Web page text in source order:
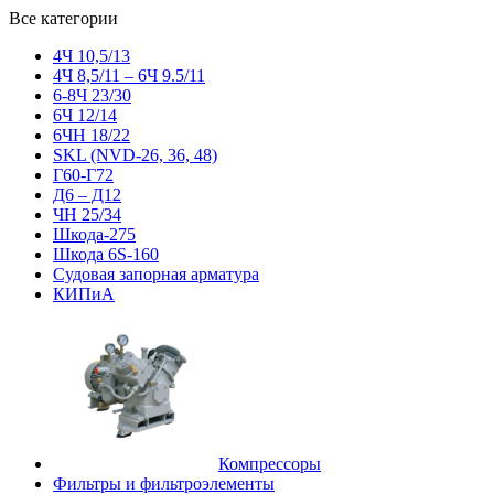
Все категории
4Ч 10,5/13
4Ч 8,5/11 – 6Ч 9.5/11
6-8Ч 23/30
6Ч 12/14
6ЧН 18/22
SKL (NVD-26, 36, 48)
Г60-Г72
Д6 – Д12
ЧН 25/34
Шкода-275
Шкода 6S-160
Судовая запорная арматура
КИПиА
Компрессоры
Фильтры и фильтроэлементы